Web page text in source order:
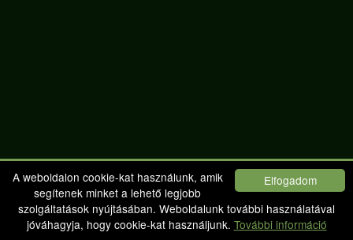
Elfogadom
A weboldalon cookie-kat használunk, amik
segítenek minket a lehető legjobb
szolgáltatások nyújtásában. Weboldalunk további használatával
jóváhagyja, hogy cookie-kat használjunk. További információ